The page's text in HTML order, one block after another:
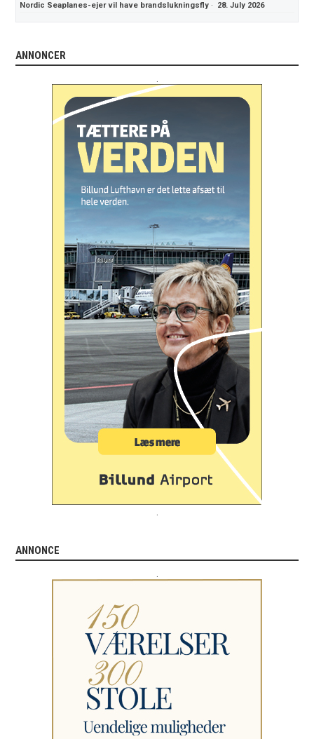
Nordic Seaplanes-ejer vil have brandslukningsfly · 28. July 2026
ANNONCER
.
.
ANNONCE
.